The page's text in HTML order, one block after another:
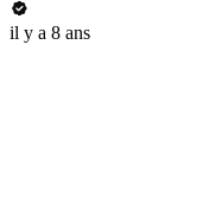
il y a 8 ans